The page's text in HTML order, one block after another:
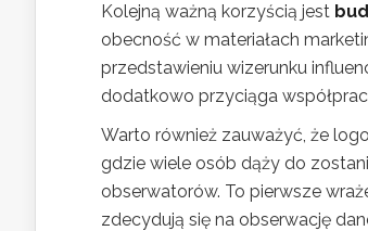
Kolejną ważną korzyścią jest
obecność w materiałach
przedstawieniu wizerunku
dodatkowo przyciąga
Warto również zauważyć, że
gdzie wiele osób dąży do
obserwatorów. To pierwsze
zdecydują się na obserwację